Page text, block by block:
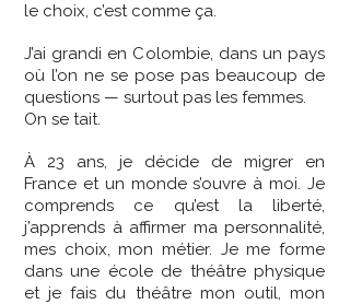
le choix, c’est comme ça.
J’ai grandi en Colombie, dans un pays
où l’on ne se pose pas beaucoup de
questions — surtout pas les femmes.
On se tait.
À 23 ans, je décide de migrer en
France et un monde s’ouvre à moi. Je
comprends ce qu’est la liberté,
j’apprends à affirmer ma personnalité,
mes choix, mon métier. Je me forme
dans une école de théâtre physique
et je fais du théâtre mon outil, mon